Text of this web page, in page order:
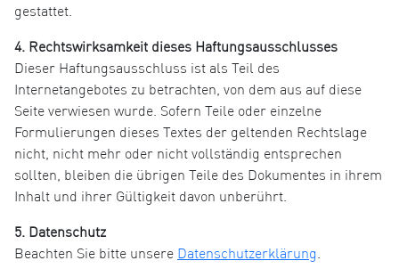
gestattet.
4. Rechtswirksamkeit dieses Haftungsausschlusses
Dieser Haftungsausschluss ist als Teil des
Internetangebotes zu betrachten, von dem aus auf diese
Seite verwiesen wurde. Sofern Teile oder einzelne
Formulierungen dieses Textes der geltenden Rechtslage
nicht, nicht mehr oder nicht vollständig entsprechen
sollten, bleiben die übrigen Teile des Dokumentes in ihrem
Inhalt und ihrer Gültigkeit davon unberührt.
5. Datenschutz
Beachten Sie bitte unsere Datenschutzerklärung.